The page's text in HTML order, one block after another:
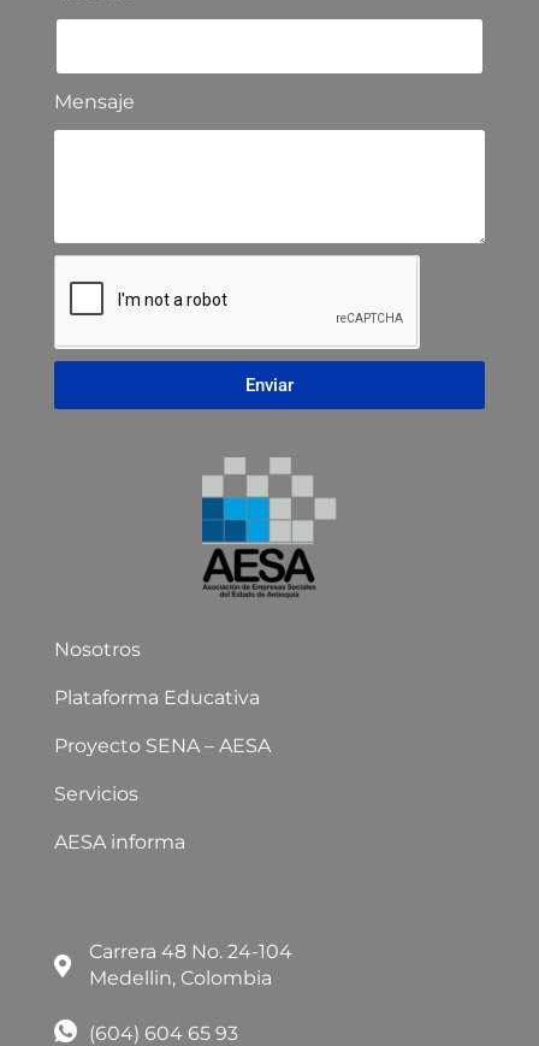
Mensaje
Enviar
Nosotros
Plataforma Educativa
Proyecto SENA – AESA
Servicios
AESA informa
Carrera 48 No. 24-104
Medellin, Colombia
(604) 604 65 93